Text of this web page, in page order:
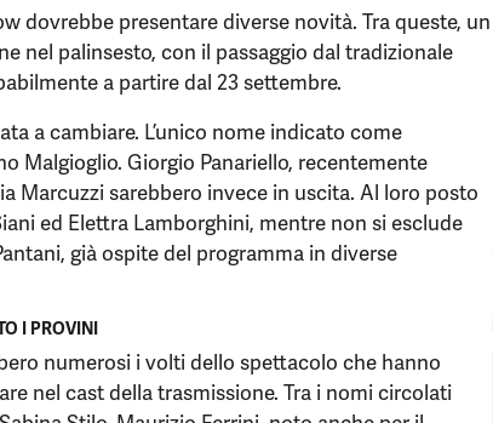
dovrebbe presentare diverse novità. Tra queste, un
nel palinsesto, con il passaggio dal tradizionale
a partire dal 23 settembre.
a cambiare. L’unico nome indicato come
Malgioglio. Giorgio Panariello, recentemente
Marcuzzi sarebbero invece in uscita. Al loro posto
ed Elettra Lamborghini, mentre non si esclude
già ospite del programma in diverse
I PROVINI
numerosi i volti dello spettacolo che hanno
nel cast della trasmissione. Tra i nomi circolati